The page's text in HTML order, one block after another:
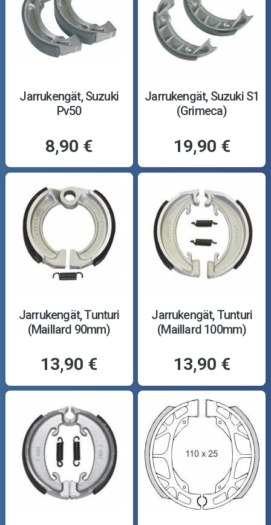
Jarrukengät, Suzuki
Pv50
8,90 €
Jarrukengät, Suzuki S1
(Grimeca)
19,90 €
Jarrukengät, Tunturi
(Maillard 90mm)
13,90 €
Jarrukengät, Tunturi
(Maillard 100mm)
13,90 €